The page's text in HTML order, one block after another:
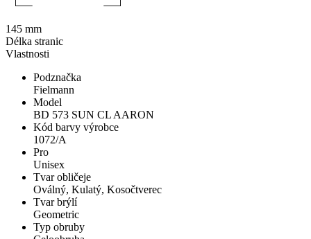
Vlastnosti
Podznačka
Fielmann
Model
BD 573 SUN CL AARON
Kód barvy výrobce
1072/A
Pro
Unisex
Tvar obličeje
Oválný, Kulatý, Kosočtverec
Tvar brýlí
Geometric
Typ obruby
145 mm
Délka stranic